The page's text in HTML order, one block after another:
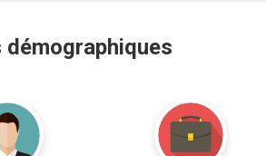
démographiques